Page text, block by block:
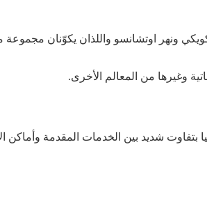
ونهر اوتشانسو واللذان يكوّنان مجموعة
وغيرها من المعالم الأخرى.
بتفاوت شديد بين الخدمات المقدمة وأماكن